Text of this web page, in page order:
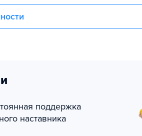
поддержка
наставника